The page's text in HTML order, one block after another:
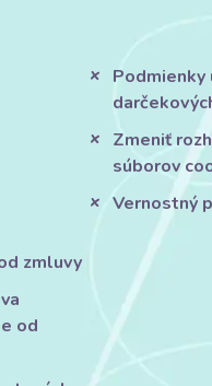
zmluvy
od
Podmienky
Zmeniť
súborov
Vernostný